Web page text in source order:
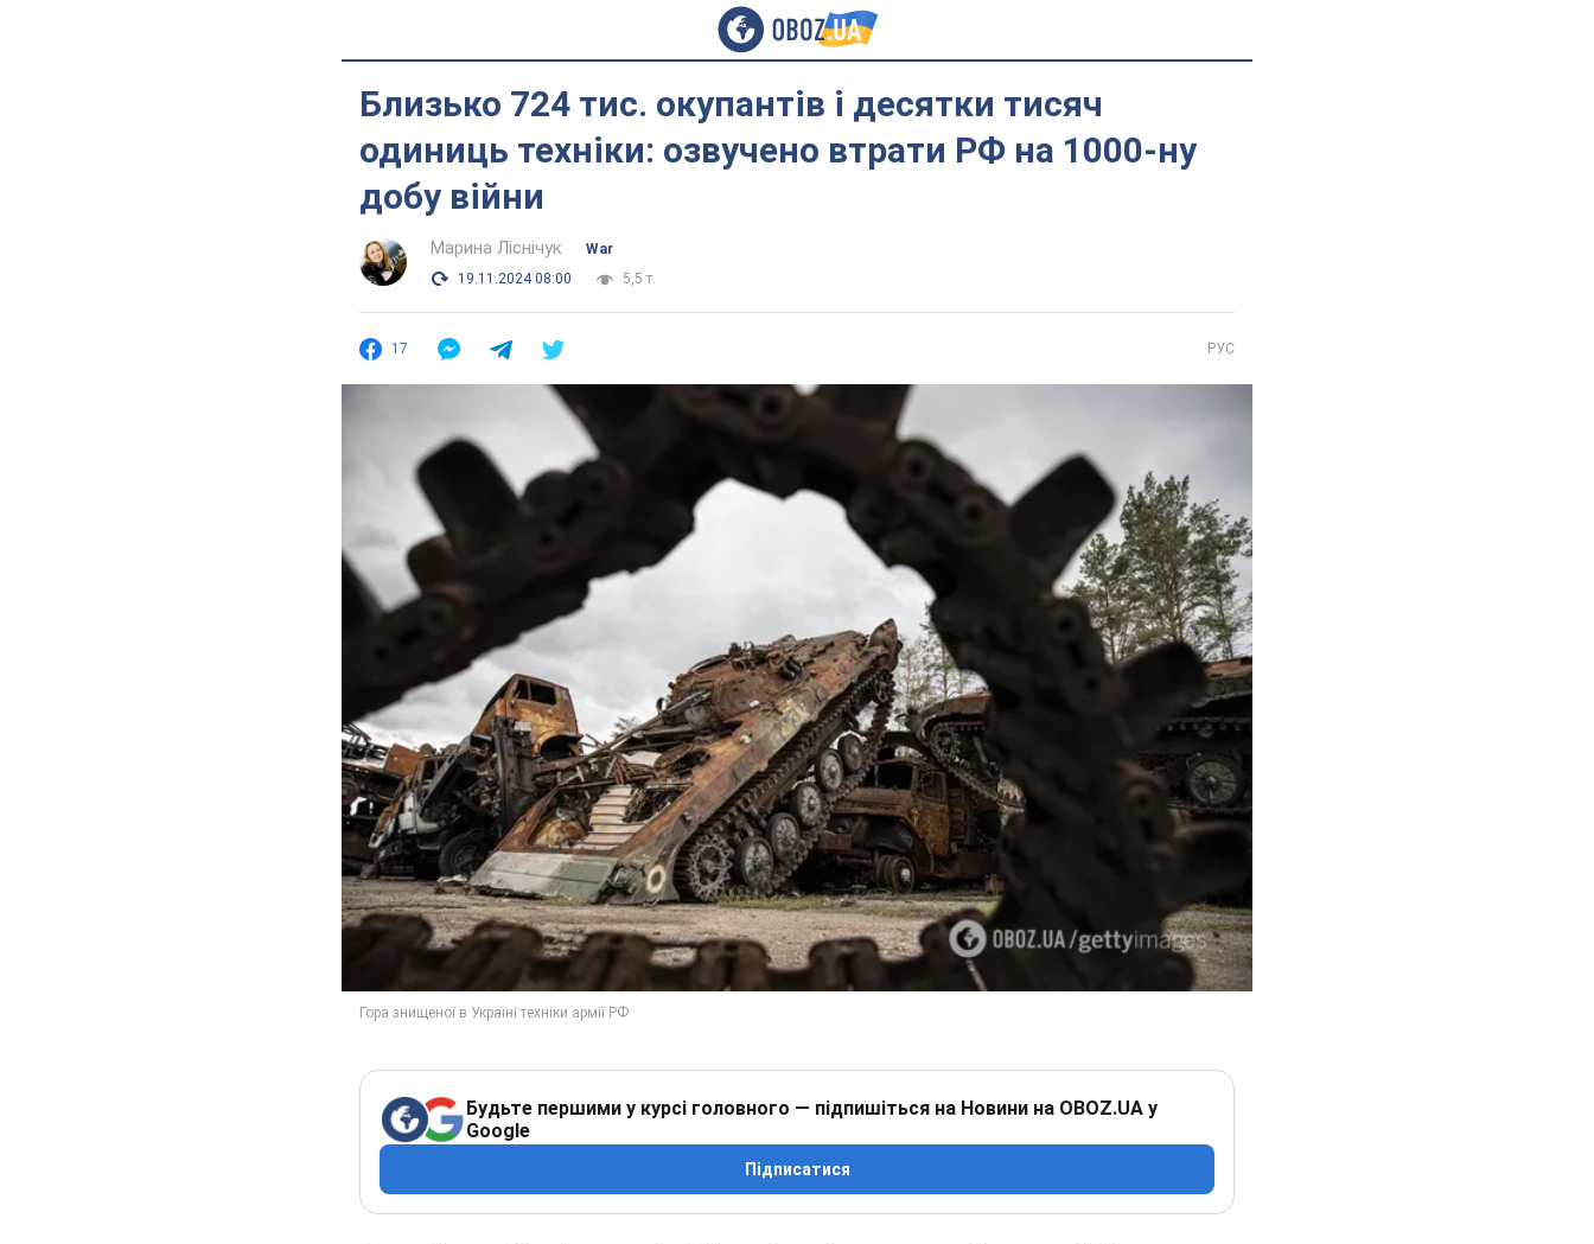
Близько 724 тис. окупантів і десятки тисяч
одиниць техніки: озвучено втрати РФ на 1000-ну
добу війни
Марина Ліснічук
War
19.11.2024 08:00
5,5 т.
17 РУС
Будьте першими у курсі головного — підпишіться на Новини на OBOZ.UA у
Google
Підписатися